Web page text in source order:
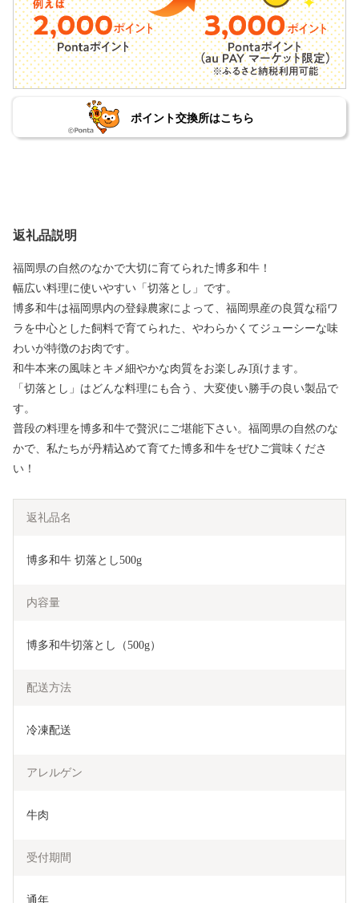
ポイント交換所はこちら
返礼品説明
福岡県の自然のなかで大切に育てられた博多和牛！
幅広い料理に使いやすい「切落とし」です。
博多和牛は福岡県内の登録農家によって、福岡県産の良質な稲ワ
ラを中心とした飼料で育てられた、やわらかくてジューシーな味
わいが特徴のお肉です。
和牛本来の風味とキメ細やかな肉質をお楽しみ頂けます。
「切落とし」はどんな料理にも合う、大変使い勝手の良い製品で
す。
普段の料理を博多和牛で贅沢にご堪能下さい。福岡県の自然のな
かで、私たちが丹精込めて育てた博多和牛をぜひご賞味くださ
い！
返礼品名
博多和牛 切落とし500g
内容量
博多和牛切落とし（500g）
配送方法
冷凍配送
アレルゲン
牛肉
受付期間
通年